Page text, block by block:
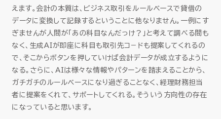
えます。会計の本質は、ビジネス取引をルールベースで貸借の
データに変換して記録するということに他なりません。一例にす
ぎませんが人間が「あの科目なんだっけ？」と考えて調べる間も
なく、生成AIが即座に科目も取引先コ－ドも提案してくれるの
で、そこからボタンを押していけば会計データが成立するように
なる。さらに、AIは様々な情報やパターンを踏まえることから、
ガチガチのルールベースになり過ぎることなく、経理財務担当
者に提案をくれて、サポートしてくれる。そういう方向性の存在
になっていると思います。